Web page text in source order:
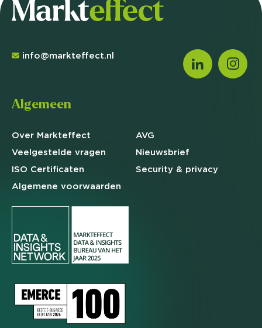
info@markteffect.nl
Algemeen
Over Markteffect
Veelgestelde vragen
ISO Certificaten
Algemene voorwaarden
AVG
Nieuwsbrief
Security & privacy